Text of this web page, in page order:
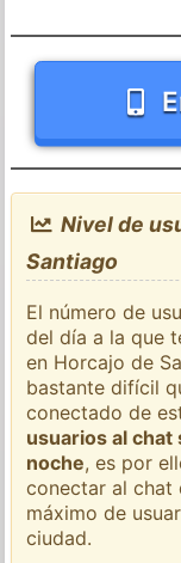
Nivel de
Santiago
El número de
del día a la que
en Horcajo de
bastante difícil
conectado de
usuarios al
noche, es por
conectar al chat
máximo de
ciudad.